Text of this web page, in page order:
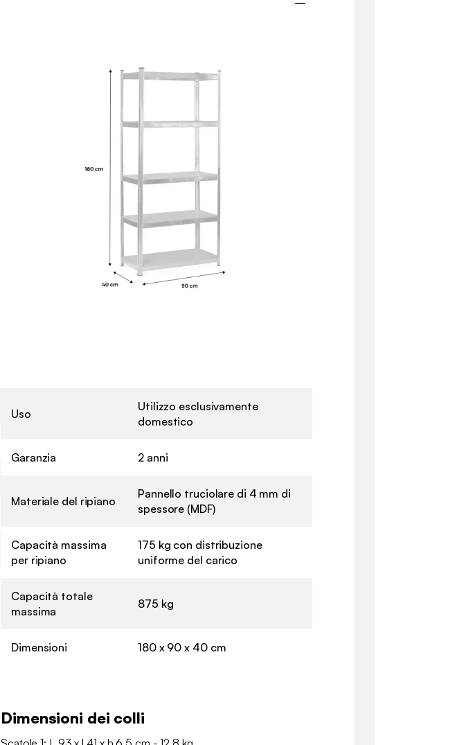
Uso
Utilizzo esclusivamente
domestico
Garanzia 2 anni
Materiale del ripiano
Pannello truciolare di 4 mm di
spessore (MDF)
Capacità massima
per ripiano
175 kg con distribuzione
uniforme del carico
Capacità totale
massima
875 kg
Dimensioni 180 x 90 x 40 cm
Dimensioni dei colli